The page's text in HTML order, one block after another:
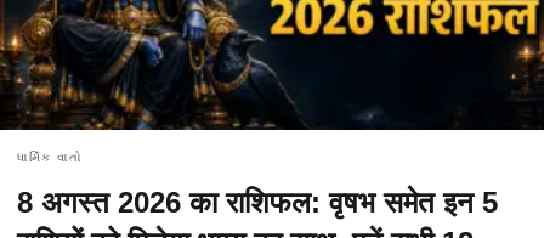
ધાર્મિક વાતો
8 अगस्त 2026 का राशिफल: वृषभ समेत इन 5